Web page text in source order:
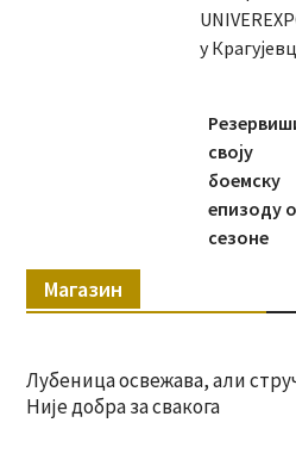
у
своју
боемску
епизоду
сезоне
Магазин
Лубеница освежава, али
Није добра за свакога